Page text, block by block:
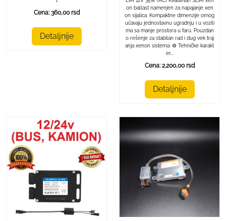
Cena: 360,00 rsd
Detaljnije
on ballast namenjen za napajanje xen
on sijalica. Kompaktne dimenzije omog
ućavaju jednostavnu ugradnju i u vozili
ma sa manje prostora u faru. Pouzdan
o rešenje za stabilan rad i dug vek traj
anja xenon sistema. ⚙️ Tehničke karakt
er...
Cena: 2.200,00 rsd
Detaljnije